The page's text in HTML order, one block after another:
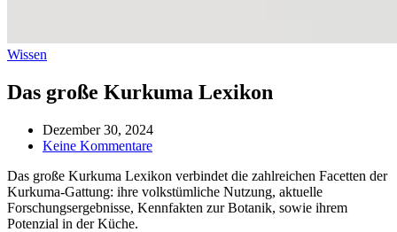
Wissen
Das große Kurkuma Lexikon
Dezember 30, 2024
Keine Kommentare
Das große Kurkuma Lexikon verbindet die zahlreichen Facetten der
Kurkuma-Gattung: ihre volkstümliche Nutzung, aktuelle
Forschungsergebnisse, Kennfakten zur Botanik, sowie ihrem
Potenzial in der Küche.